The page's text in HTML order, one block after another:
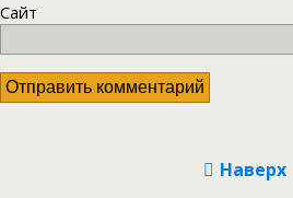
Сайт
Наверх